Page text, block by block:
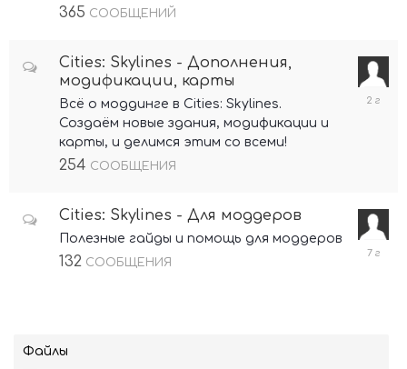
365 СООБЩЕНИЙ
Cities: Skylines - Дополнения,
модификации, карты
Всё о моддинге в Cities: Skylines.
Создаём новые здания, модификации и
карты, и делимся этим со всеми!
254 СООБЩЕНИЯ
10
Cities: Skylines - Для моддеров
Полезные гайды и помощь для моддеров
132 СООБЩЕНИЯ
28
Файлы